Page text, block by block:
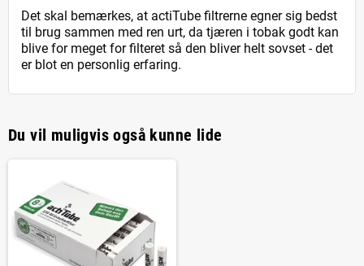
Det skal bemærkes, at actiTube filtrerne egner sig bedst
til brug sammen med ren urt, da tjæren i tobak godt kan
blive for meget for filteret så den bliver helt sovset - det
er blot en personlig erfaring.
Du vil muligvis også kunne lide